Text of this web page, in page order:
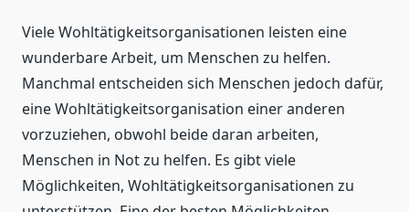
Viele Wohltätigkeitsorganisationen leisten eine
wunderbare Arbeit, um Menschen zu helfen.
Manchmal entscheiden sich Menschen jedoch dafür,
eine Wohltätigkeitsorganisation einer anderen
vorzuziehen, obwohl beide daran arbeiten,
Menschen in Not zu helfen. Es gibt viele
Möglichkeiten, Wohltätigkeitsorganisationen zu